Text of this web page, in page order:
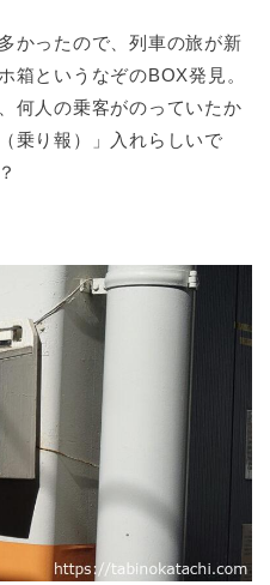
かったので、列車の旅が新
箱というなぞのBOX発見。
何人の乗客がのっていたか
乗り報）」入れらしいで